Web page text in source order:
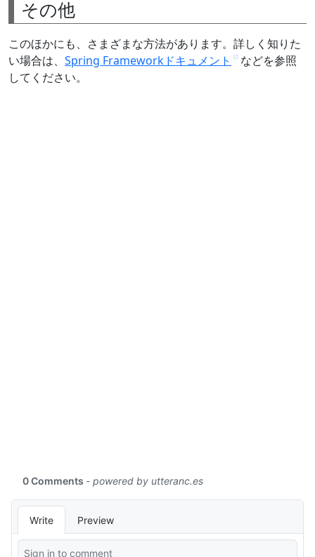
その他
このほかにも、さまざまな方法があります。詳しく知りた
い場合は、 Spring Frameworkドキュメント
などを参照
してください。